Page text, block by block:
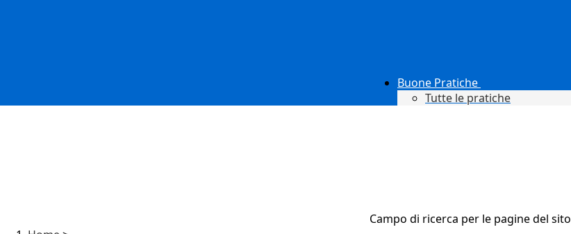
Buone Pratiche
Tutte le pratiche
Campo di ricerca per le pagine del sito